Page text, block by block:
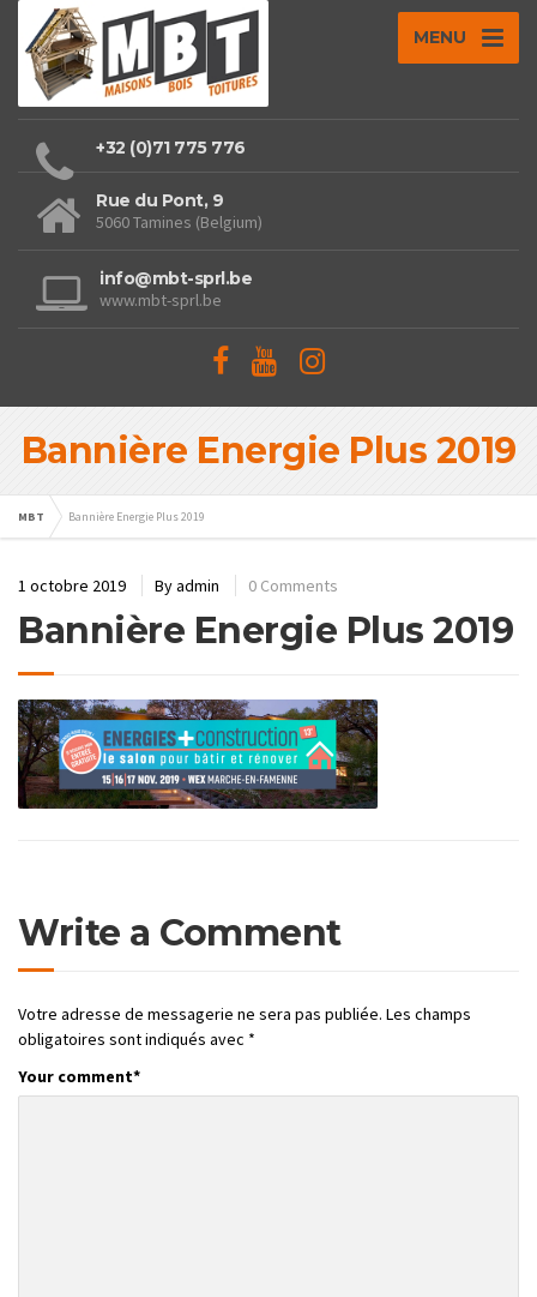
MENU
+32 (0)71 775 776
Rue du Pont, 9
5060 Tamines (Belgium)
info@mbt-sprl.be
www.mbt-sprl.be
Bannière Energie Plus 2019
MBT Bannière Energie Plus 2019
1 octobre 2019 Byadmin 0 Comments
Bannière Energie Plus 2019
Write a Comment
Votre adresse de messagerie ne sera pas publiée. Les champs
obligatoires sont indiqués avec *
Your comment*